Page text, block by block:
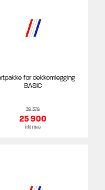
for dekkomlegging
BASIC
39 379
25 900
inkl mva